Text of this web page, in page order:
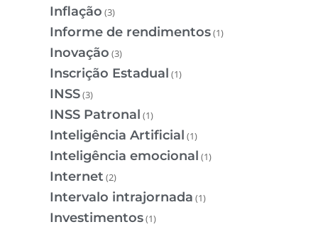
Inflação (3)
Informe de rendimentos(1)
Inovação (3)
Inscrição Estadual (1)
INSS(3)
INSS Patronal (1)
Inteligência Artificial (1)
Inteligência emocional (1)
Internet (2)
Intervalo intrajornada (1)
Investimentos(1)